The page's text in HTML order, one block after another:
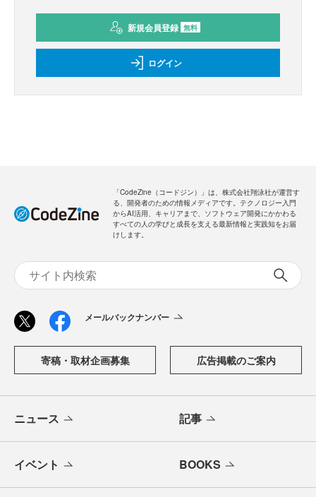
新規会員登録 無料
ログイン
「CodeZine（コードジン）」は、株式会社翔泳社が運営す
る、開発者のための情報メディアです。テクノロジー入門
からAI活用、キャリアまで、ソフトウェア開発にかかわる
すべての人の学びと成長を支える最新情報と実践知をお届
けします。
メールバックナンバー
寄稿・取材企画募集 広告掲載のご案内
ニュース 記事
イベント BOOKS